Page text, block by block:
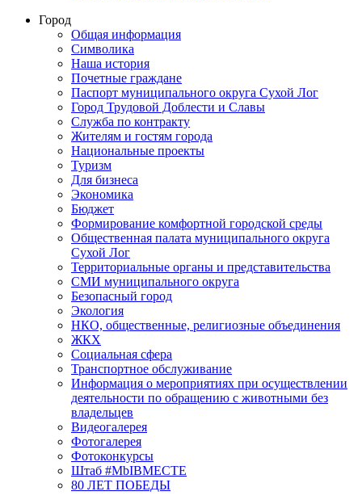
Город
Общая информация
Символика
Наша история
Почетные граждане
Паспорт муниципального округа Сухой Лог
Город Трудовой Доблести и Славы
Служба по контракту
Жителям и гостям города
Национальные проекты
Туризм
Для бизнеса
Экономика
Бюджет
Формирование комфортной городской среды
Общественная палата муниципального округа
Сухой Лог
Территориальные органы и представительства
СМИ муниципального округа
Безопасный город
Экология
НКО, общественные, религиозные объединения
ЖКХ
Социальная сфера
Транспортное обслуживание
Информация о мероприятиях при осуществлении
деятельности по обращению с животными без
владельцев
Видеогалерея
Фотогалерея
Фотоконкурсы
Штаб #MbIBMECTE
80 ЛЕТ ПОБЕДЫ